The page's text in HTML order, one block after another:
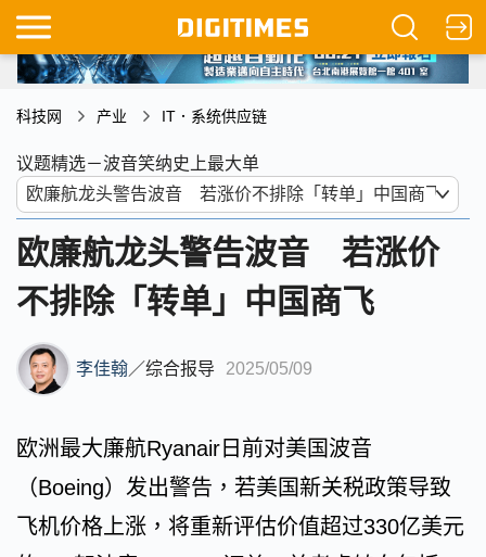
科技网 产业 IT．系统供应链
议题精选－波音笑纳史上最大单
欧廉航龙头警告波音 若涨价
不排除「转单」中国商飞
李佳翰／综合报导 2025/05/09
欧洲最大廉航Ryanair日前对美国波音
（Boeing）发出警告，若美国新关税政策导致
飞机价格上涨，将重新评估价值超过330亿美元